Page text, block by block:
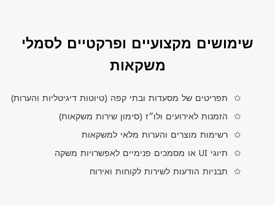
שימושים מקצועיים ופרקטיים לסמלי
משקאות
תפריטים של מסעדות ובתי קפה (טיוטות דיגיטליות והערות)
הזמנות לאירועים ולו״ז (סימון שירות משקאות)
רשימות מוצרים והערות מלאי למשקאות
תיוגיUIאו מסמכים פנימיים לאפשרויות משקה
תבניות הודעות לשירות לקוחות ואירוח